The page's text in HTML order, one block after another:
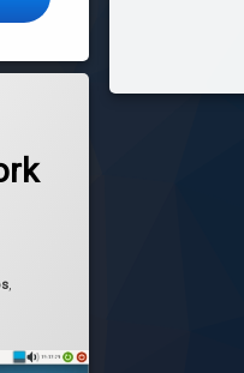
2026
,
de redes por Network Manager